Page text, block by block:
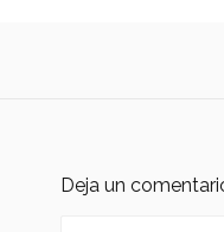
Deja un